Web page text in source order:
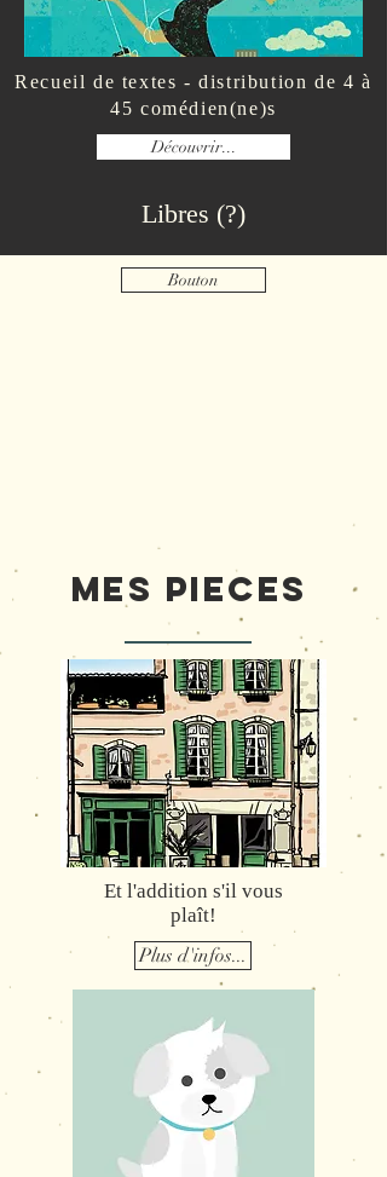
Recueil de textes - distribution de 4 à
45 comédien(ne)s
Découvrir...
Libres (?)
Bouton
Mes PIECES
Et l'addition s'il vous
plaît!
Plus d'infos...